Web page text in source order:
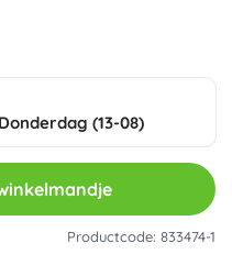
Donderdag (13-08)
Productcode: 833474-1